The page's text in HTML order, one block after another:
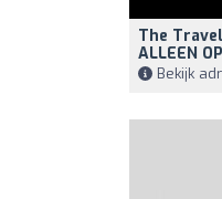
The
ALLEEN
Bekijk